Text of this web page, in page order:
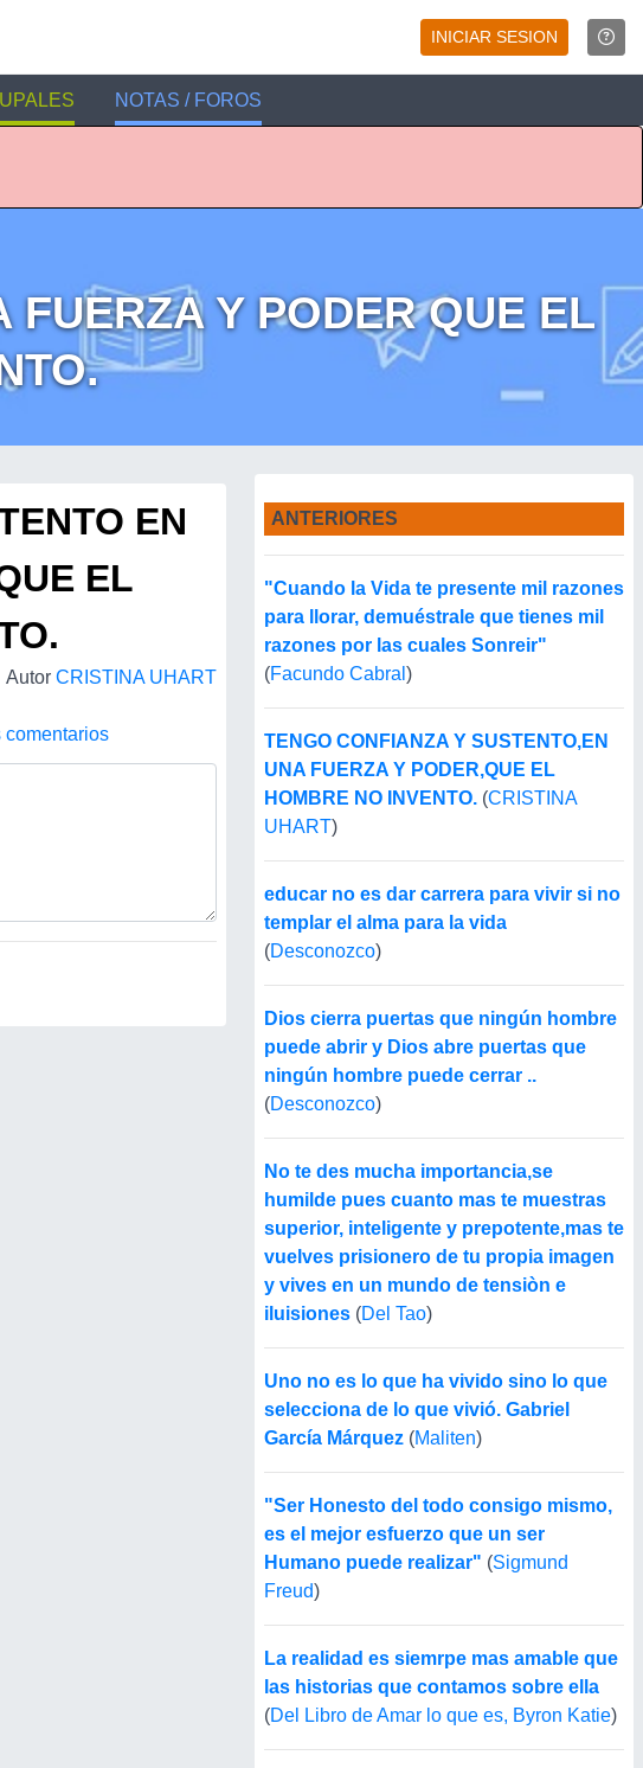
INICIAR SESION
NOTAS / FOROS
FUERZA Y PODER QUE EL
EN
EL
Autor CRISTINA UHART
comentarios
ANTERIORES
"Cuando la Vida te presente mil razones
para llorar, demuéstrale que tienes mil
razones por las cuales Sonreir"
(Facundo Cabral )
TENGO CONFIANZA Y SUSTENTO,EN
UNA FUERZA Y PODER,QUE EL
HOMBRE NO INVENTO. (CRISTINA
UHART)
educar no es dar carrera para vivir si no
templar el alma para la vida
(Desconozco)
Dios cierra puertas que ningún hombre
puede abrir y Dios abre puertas que
ningún hombre puede cerrar ..
(Desconozco)
No te des mucha importancia,se
humilde pues cuanto mas te muestras
superior, inteligente y prepotente,mas te
vuelves prisionero de tu propia imagen
y vives en un mundo de tensiòn e
iluisiones (Del Tao)
Uno no es lo que ha vivido sino lo que
selecciona de lo que vivió. Gabriel
García Márquez (Maliten)
"Ser Honesto del todo consigo mismo,
es el mejor esfuerzo que un ser
Humano puede realizar" (Sigmund
Freud)
La realidad es siemrpe mas amable que
las historias que contamos sobre ella
(Del Libro de Amar lo que es, Byron Katie)